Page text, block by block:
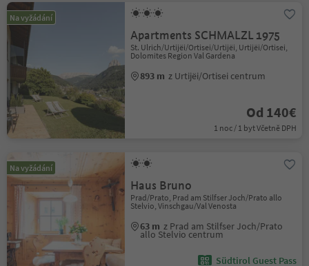
Na vyžádání
Apartments SCHMALZL 1975
St. Ulrich/Urtijëi/Ortisei/Urtijëi, Urtijëi/Ortisei,
Dolomites Region Val Gardena
893 m z Urtijëi/Ortisei centrum
Od 140€
1 noc / 1 byt Včetně DPH
Na vyžádání
Haus Bruno
Prad/Prato, Prad am Stilfser Joch/Prato allo
Stelvio, Vinschgau/Val Venosta
63 m z Prad am Stilfser Joch/Prato
allo Stelvio centrum
Südtirol Guest Pass